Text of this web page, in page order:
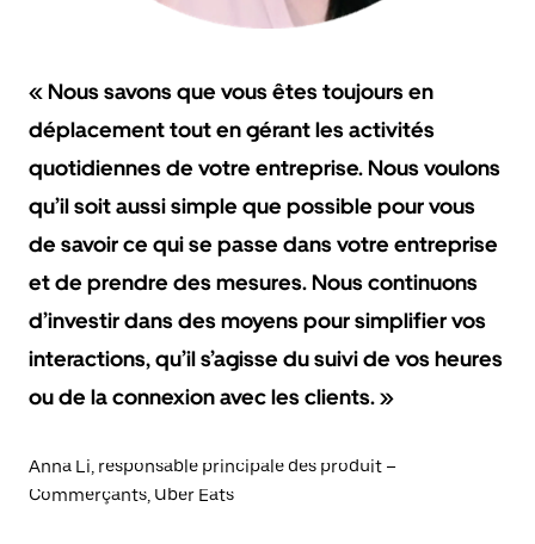
« Nous savons que vous êtes toujours en
déplacement tout en gérant les activités
quotidiennes de votre entreprise. Nous voulons
qu’il soit aussi simple que possible pour vous
de savoir ce qui se passe dans votre entreprise
et de prendre des mesures. Nous continuons
d’investir dans des moyens pour simplifier vos
interactions, qu’il s’agisse du suivi de vos heures
ou de la connexion avec les clients. »
Anna Li, responsable principale des produit –
Commerçants, Uber Eats